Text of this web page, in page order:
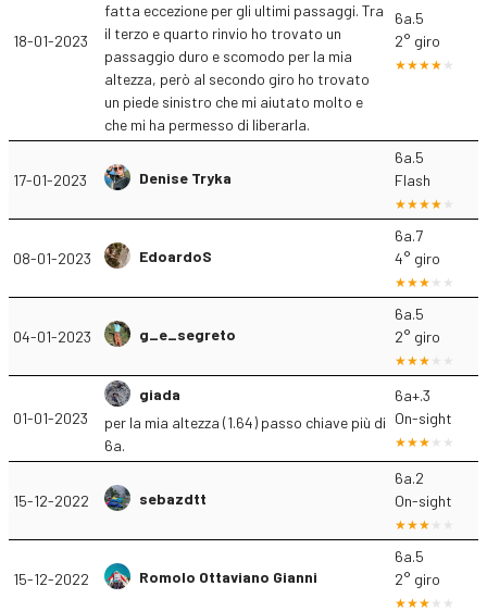
18-01-2023
fatta eccezione per gli ultimi passaggi. Tra
il terzo e quarto rinvio ho trovato un
passaggio duro e scomodo per la mia
altezza, però al secondo giro ho trovato
un piede sinistro che mi aiutato molto e
che mi ha permesso di liberarla.
6a.5
2° giro
17-01-2023 Denise Tryka
6a.5
Flash
08-01-2023 EdoardoS
6a.7
4° giro
04-01-2023 g_e_segreto
6a.5
2° giro
01-01-2023
giada
per la mia altezza (1.64) passo chiave più di
6a.
6a+.3
On-sight
15-12-2022 sebazdtt
6a.2
On-sight
15-12-2022 Romolo Ottaviano Gianni
6a.5
2° giro